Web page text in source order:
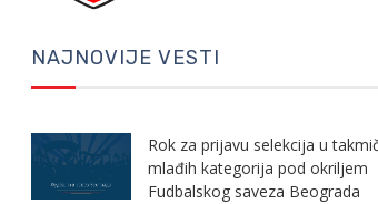
NAJNOVIJE VESTI
Rok za prijavu selekcija u
mlađih kategorija pod okriljem
Fudbalskog saveza Beograda